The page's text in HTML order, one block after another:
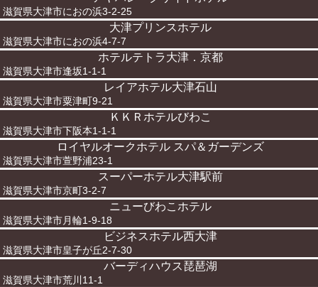
滋賀県大津市におの浜3-2-25
大津プリンスホテル
滋賀県大津市におの浜4-7-7
ホテルテトラ大津．京都
滋賀県大津市逢坂1-1-1
レイアホテル大津石山
滋賀県大津市粟津町9-21
ＫＫＲホテルびわこ
滋賀県大津市下阪本1-1-1
ロイヤルオークホテル スパ＆ガーデンズ
滋賀県大津市萱野浦23-1
スーパーホテル大津駅前
滋賀県大津市京町3-2-7
ニューびわこホテル
滋賀県大津市月輪1-9-18
ビジネスホテル西大津
滋賀県大津市皇子が丘2-7-30
バーディハウス琵琶湖
滋賀県大津市荒川11-1